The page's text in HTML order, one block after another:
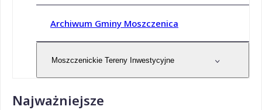
Archiwum Gminy Moszczenica
Moszczenickie Tereny Inwestycyjne
Najważniejsze